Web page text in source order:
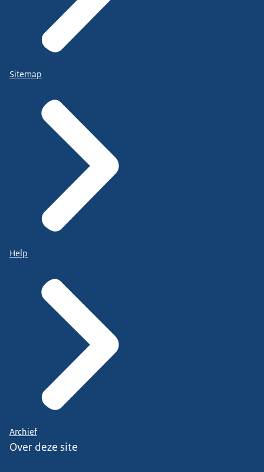
Sitemap
Help
Archief
Over deze site